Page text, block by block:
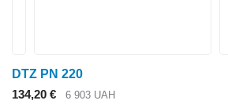
DTZ PN 220
134,20 €
6 903 UAH